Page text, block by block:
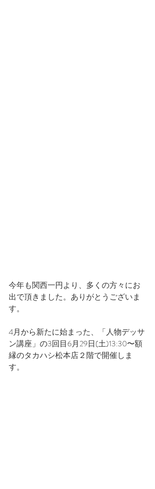
今年も関西一円より、多くの方々にお
出で頂きました。ありがとうございま
す。
4月から新たに始まった、「人物デッサ
ン講座」の3回目6月29日(土)13:30〜額
縁のタカハシ松本店２階で開催しま
す。